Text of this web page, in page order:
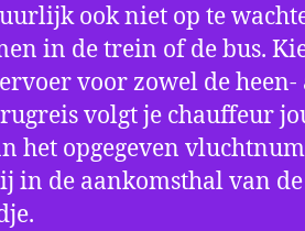
ook niet op te
in de trein of de bus.
voor zowel de heen-
volgt je chauffeur
het opgegeven
in de aankomsthal van